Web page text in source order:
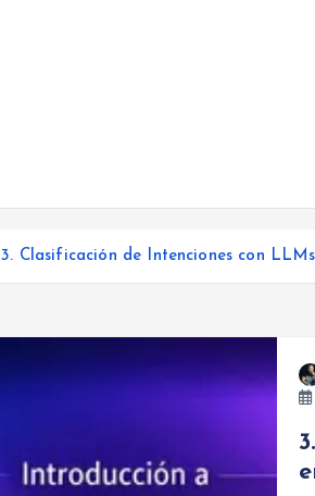
3. Clasificación de Intenciones con